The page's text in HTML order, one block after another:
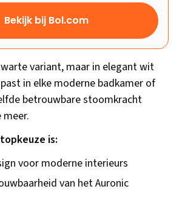
Bekijk bij Bol.com
variant, maar in elegant wit
in elke moderne badkamer of
betrouwbare stoomkracht
is:
voor moderne interieurs
van het Auronic